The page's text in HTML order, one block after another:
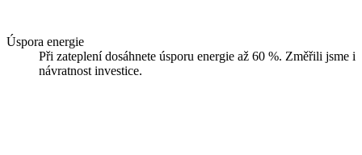
Úspora energie
Při zateplení dosáhnete úsporu energie až 60 %. Změřili jsme i
návratnost investice.